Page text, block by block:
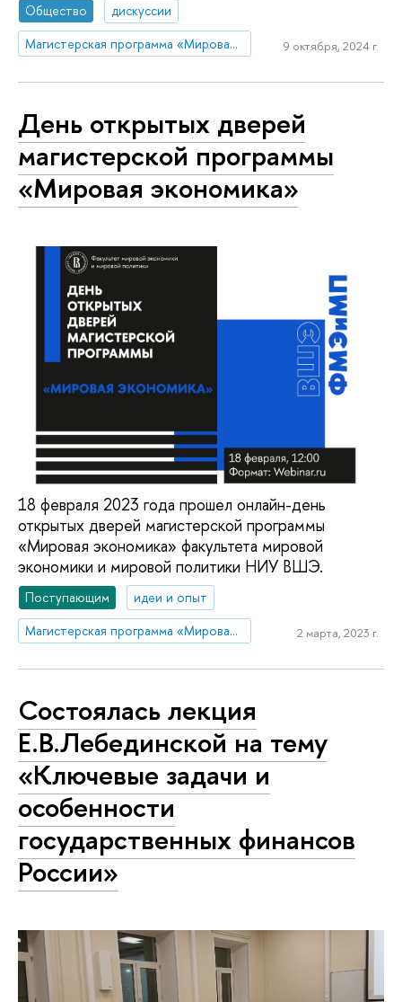
Общество
дискуссии
Магистерская программа «Мировая экономика»
9 октября, 2024 г.
День открытых дверей
магистерской программы
«Мировая экономика»
18 февраля 2023 года прошел онлайн-день
открытых дверей магистерской программы
«Мировая экономика» факультета мировой
экономики и мировой политики НИУ ВШЭ.
Поступающим
идеи и опыт
Магистерская программа «Мировая экономика»
2 марта, 2023 г.
Состоялась лекция
Е.В.Лебединской на тему
«Ключевые задачи и
особенности
государственных финансов
России»